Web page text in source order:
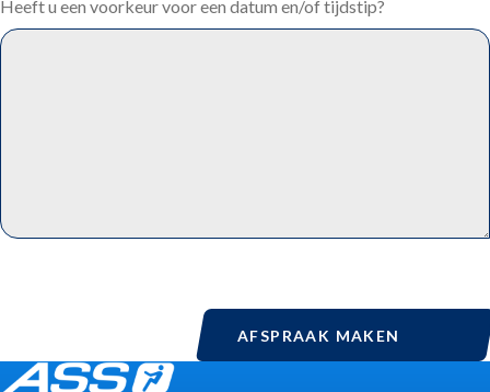
Heeft u een voorkeur voor een datum en/of tijdstip?
AFSPRAAK MAKEN